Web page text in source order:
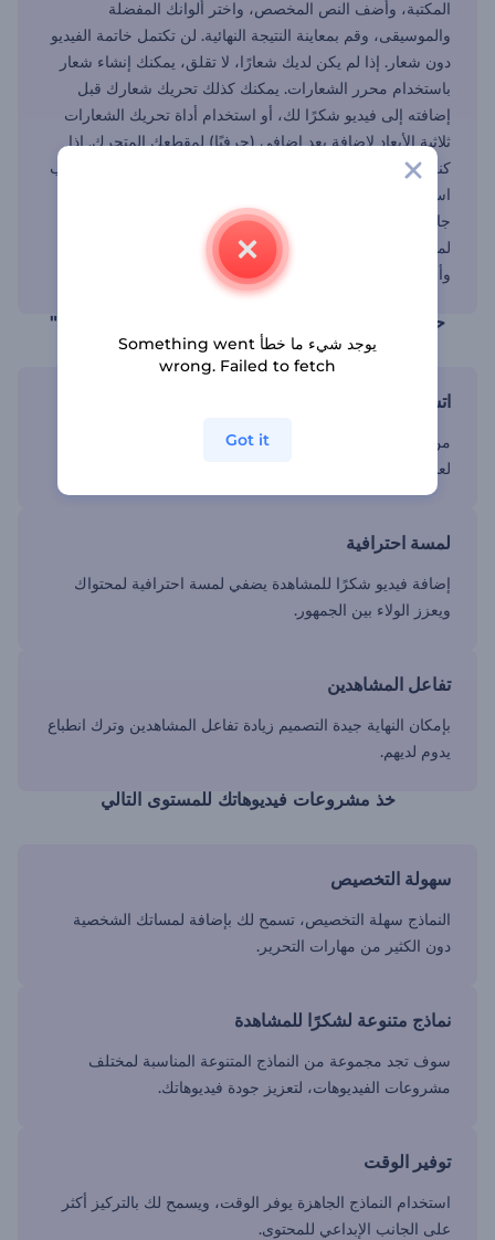
المكتبة، وأضف النص المخصص، واختر ألوانك المفضلة
والموسيقى، وقم بمعاينة النتيجة النهائية. لن تكتمل خاتمة الفيديو
دون شعار. إذا لم يكن لديك شعارًا، لا تقلق، يمكنك إنشاء شعار
باستخدام محرر الشعارات. يمكنك كذلك تحريك شعارك قبل
إضافته إلى فيديو شكرًا لك، أو استخدام أداة تحريك الشعارات
ثلاثية الأبعاد لإضافة بعد إضافي (حرفيًا) لمقطعك المتحرك. إذا
كنت تبحث عن طريقة لتدب الحياة في صوتيات فيديوهاتك، جرب
استخدام التجسيد البصري للموسيقى. بمجرد أن يكون الفيديو
جاهزًا، قم بتنزيله وتضمينه في مشروعاتك.نماذجنا مناسبة
لمطوري المحتوى، وأصحاب قنوات يوتيوب، وأصحاب الأعمال،
وأي شخص يريد إضافة لمسة سحرية لفيديوهاته.
حسّن نهايات فيديوهاتك بإضافة فيديو "شكرًا للمشاهدة"
اتساق العلامة التجارية
من خلال تخصيص نماذجك، يمكنك التأكد من أن يظل الترويج
لعلامتك التجارية متسقًا في جميع فيديوهاتك.
لمسة احترافية
إضافة فيديو شكرًا للمشاهدة يضفي لمسة احترافية لمحتواك
ويعزز الولاء بين الجمهور.
تفاعل المشاهدين
بإمكان النهاية جيدة التصميم زيادة تفاعل المشاهدين وترك انطباع
يدوم لديهم.
خذ مشروعات فيديوهاتك للمستوى التالي
سهولة التخصيص
النماذج سهلة التخصيص، تسمح لك بإضافة لمساتك الشخصية
دون الكثير من مهارات التحرير.
نماذج متنوعة لشكرًا للمشاهدة
سوف تجد مجموعة من النماذج المتنوعة المناسبة لمختلف
مشروعات الفيديوهات، لتعزيز جودة فيديوهاتك.
توفير الوقت
استخدام النماذج الجاهزة يوفر الوقت، ويسمح لك بالتركيز أكثر
على الجانب الإبداعي للمحتوى.
يوجد شيء ما خطأ Something went
wrong. Failed to fetch
Got it